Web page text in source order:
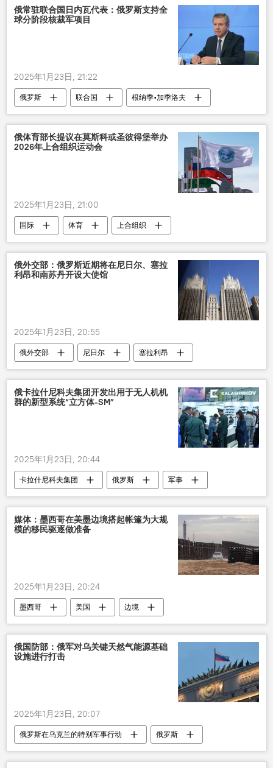
俄常驻联合国日内瓦代表：俄罗斯支持全
球分阶段核裁军项目
2025年1月23日, 21:22
俄罗斯 联合国
根纳季•加季洛夫
核裁军
支持
俄体育部长提议在莫斯科或圣彼得堡举办
2026年上合组织运动会
2025年1月23日, 21:00
国际 体育
上合组织
运动会
俄外交部：俄罗斯近期将在尼日尔、塞拉
利昂和南苏丹开设大使馆
2025年1月23日, 20:55
俄外交部 尼日尔
塞拉利昂
南苏丹
大使馆 开设
俄卡拉什尼科夫集团开发出用于无人机机
群的新型系统“立方体-SM”
2025年1月23日, 20:44
卡拉什尼科夫集团 俄罗斯
军事
无人机
媒体：墨西哥在美墨边境搭起帐篷为大规
模的移民驱逐做准备
2025年1月23日, 20:24
墨西哥 美国
边境
非法移民
驱逐
俄国防部：俄军对乌关键天然气能源基础
设施进行打击
2025年1月23日, 20:07
俄罗斯在乌克兰的特别军事行动
俄罗斯
乌克兰
军事